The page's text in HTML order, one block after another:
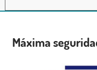
Máxima